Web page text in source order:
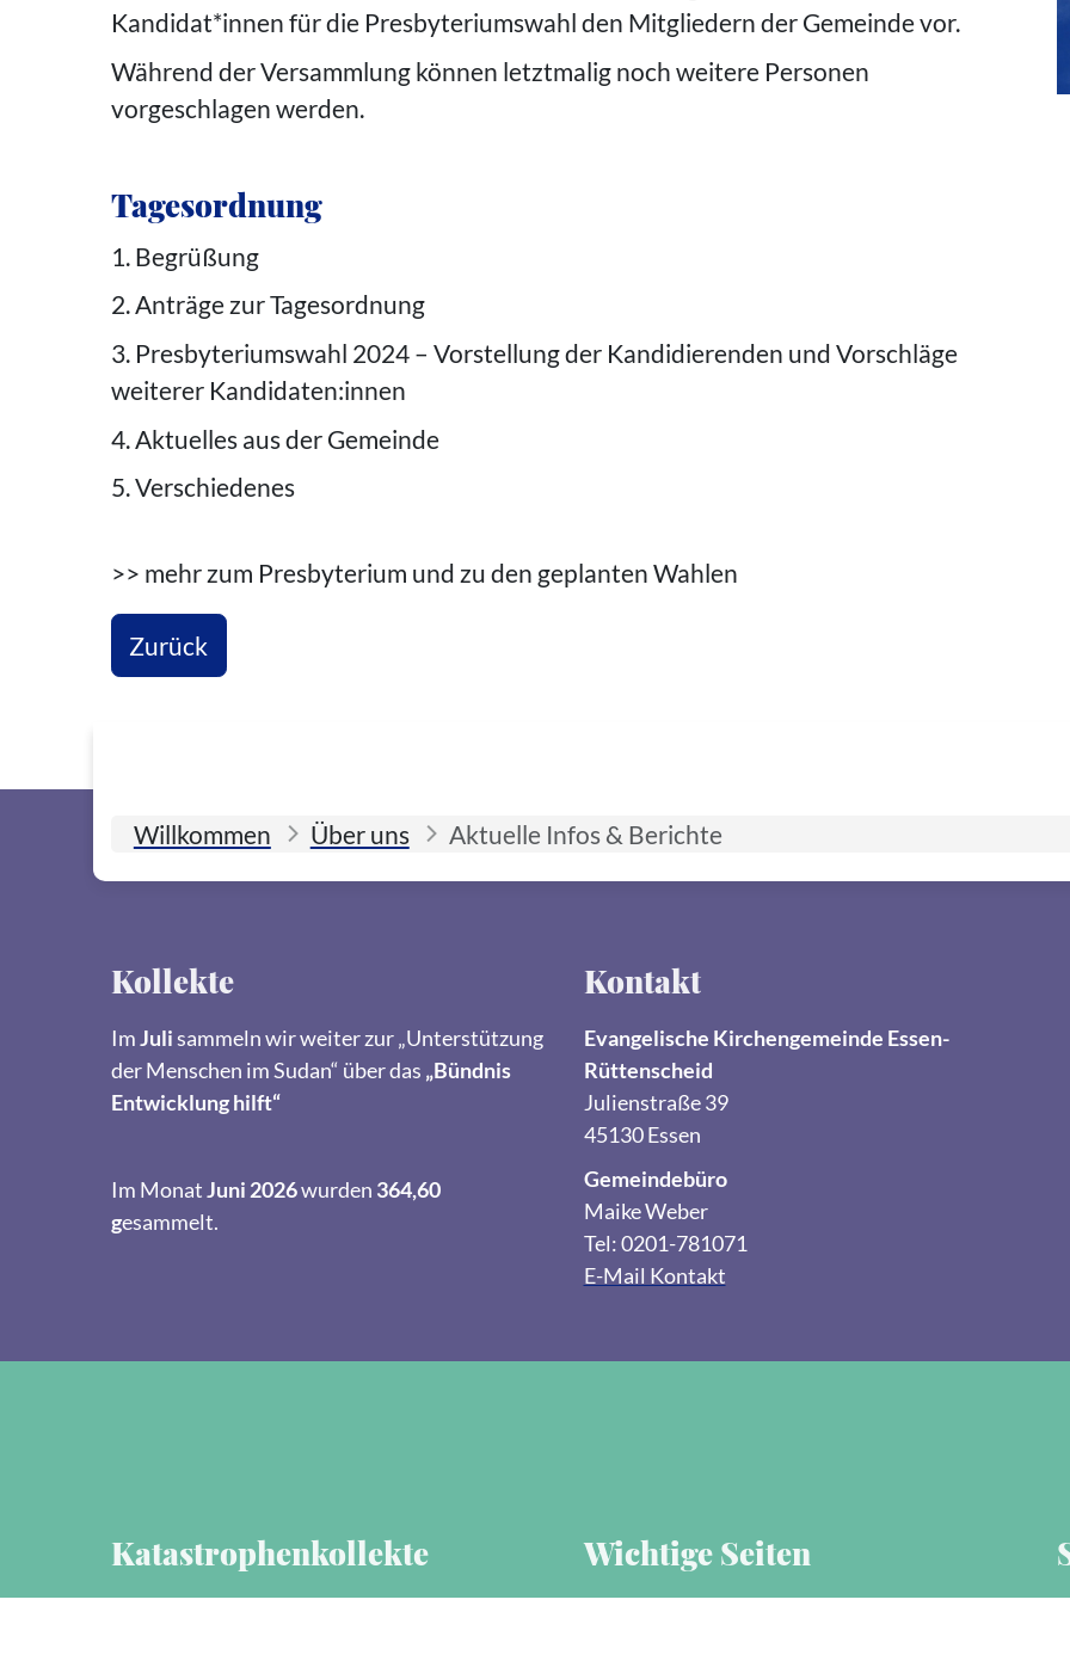
Kandidat*innen für die Presbyteriumswahl den Mitgliedern der Gemeinde vor.
Während der Versammlung können letztmalig noch weitere Personen
vorgeschlagen werden.
Tagesordnung
1. Begrüßung
2. Anträge zur Tagesordnung
3. Presbyteriumswahl 2024 – Vorstellung der Kandidierenden und Vorschläge
weiterer Kandidaten:innen
4. Aktuelles aus der Gemeinde
5. Verschiedenes
>> mehr zum Presbyterium und zu den geplanten Wahlen
Zurück
Willkommen Über uns Aktuelle Infos & Berichte
Kollekte
ImJulisammeln wir weiter zur „Unterstützung
der Menschen im Sudan“ über das „Bündnis
Entwicklung hilft“
Im MonatJuni 2026wurden 364,60
gesammelt.
Kontakt
Evangelische Kirchengemeinde Essen-
Rüttenscheid
Julienstraße 39
45130 Essen
Gemeindebüro
Maike Weber
Tel: 0201-781071
E-Mail Kontakt
Katastrophenkollekte Wichtige Seiten